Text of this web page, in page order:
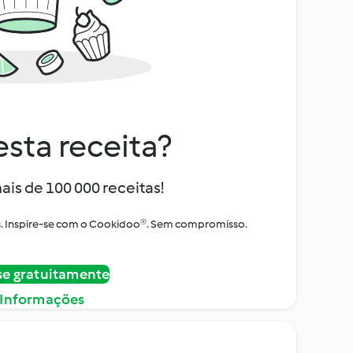
receita?
de 100 000 receitas!
Inspire-se com o Cookidoo®. Sem compromisso.
gratuitamente